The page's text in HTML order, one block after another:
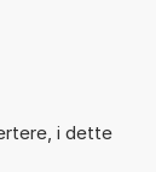
i dette